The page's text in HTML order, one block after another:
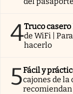
4Truco casero
de WiFi |
hacerlo
5Fácil y
cajones de la
recomiendan